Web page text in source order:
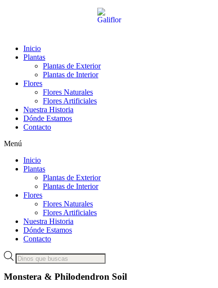
Inicio
Plantas
Plantas de Exterior
Plantas de Interior
Flores
Flores Naturales
Flores Artificiales
Nuestra Historia
Dónde Estamos
Contacto
Menú
Inicio
Plantas
Plantas de Exterior
Plantas de Interior
Flores
Flores Naturales
Flores Artificiales
Nuestra Historia
Dónde Estamos
Contacto
Búsqueda
de
Monstera & Philodendron Soil